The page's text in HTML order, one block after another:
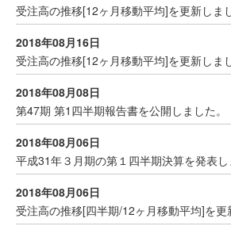
受注高の推移[12ヶ月移動平均]を更新しま
2018年08月16日
受注高の推移[12ヶ月移動平均]を更新しま
2018年08月08日
第47期 第1四半期報告書を公開しました。
2018年08月06日
平成31年３月期の第１四半期決算を発表し
2018年08月06日
受注高の推移[四半期/12ヶ月移動平均]を更